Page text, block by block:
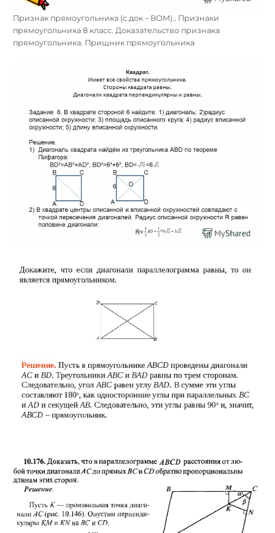
Признак прямоугольника (с док – ВОМ).. Признаки
прямоугольника 8 класс. Доказательство признака
прямоугольника. Прищник прямоугольника